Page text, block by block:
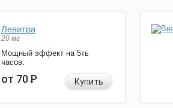
Левитра
20 мг
Мощный эффект на 5ть
часов.
от 70Р Купить